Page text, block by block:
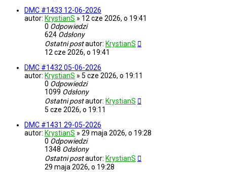
DMC #1433 12-06-2026
autor: KrystianS » 12 cze 2026, o 19:41
0 Odpowiedzi
624 Odsłony
Ostatni postautor: KrystianS
12 cze 2026, o 19:41
DMC #1432 05-06-2026
autor: KrystianS » 5 cze 2026, o 19:11
0 Odpowiedzi
1099 Odsłony
Ostatni postautor: KrystianS
5 cze 2026, o 19:11
DMC #1431 29-05-2026
autor: KrystianS » 29 maja 2026, o 19:28
0 Odpowiedzi
1348 Odsłony
Ostatni postautor: KrystianS
29 maja 2026, o 19:28